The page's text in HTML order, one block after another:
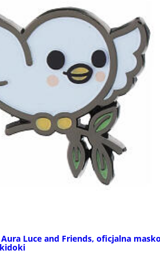
Aura Luce and Friends, oficjalna